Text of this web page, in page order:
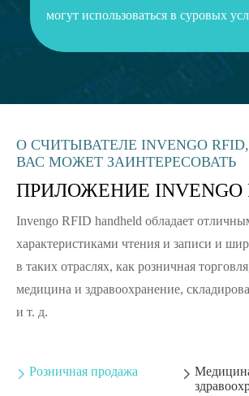
могут использоваться в суровых
О СЧИТЫВАТЕЛЕ INVENGO
ВАС МОЖЕТ ЗАИНТЕРЕСОВАТЬ
ПРИЛОЖЕНИЕ INVENGO
Invengo RFID handheld обладает
характеристиками чтения и записи и
в таких отраслях, как розничная
медицина и здравоохранение,
и т. д.
 Розничная продажа 